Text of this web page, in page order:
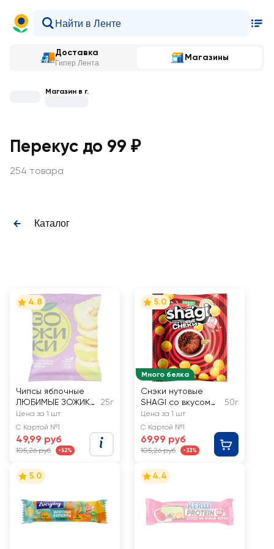
Доставка
Гипер Лента
Магазины
Магазин в г.
Перекус до 99 ₽
254 товара
Каталог
4.8
Чипсы яблочные
ЛЮБИМЫЕ ЗОЖИКИ
Классические
25г
Цена за 1 шт
С Картой №1
49,99 руб
105,26 руб -52%
Много белка
5.0
Снэки нутовые
SHAGI со вкусом
спайси микс
50г
Цена за 1 шт
С Картой №1
69,99 руб
105,26 руб -33%
5.0 4.4